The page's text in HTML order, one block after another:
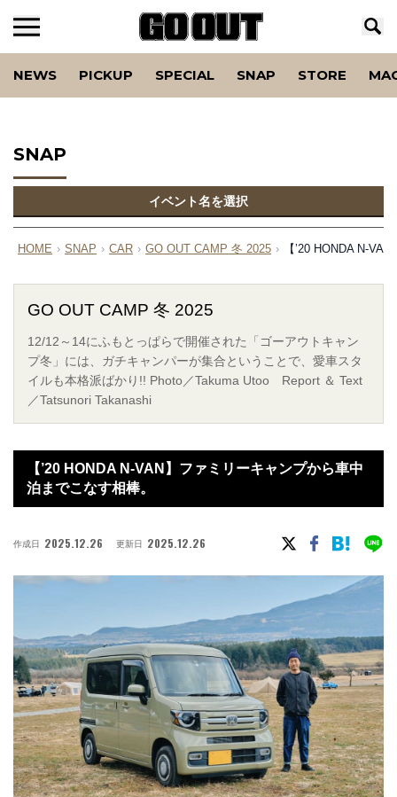
NEWS PICKUP SPECIAL SNAP STORE
SNAP
イベント名を選択
HOME › SNAP › CAR › GO OUT CAMP 冬 2025 › 【’20 HONDA N-
GO OUT CAMP 冬 2025
12/12～14にふもとっぱらで開催された「ゴーアウトキャン
プ冬」には、ガチキャンパーが集合ということで、愛車スタ
イルも本格派ばかり!! Photo／Takuma Utoo Report ＆ Text
／Tatsunori Takanashi
【’20 HONDA N-VAN】ファミリーキャンプから車中
泊までこなす相棒。
作成日 2025.12.26 更新日 2025.12.26